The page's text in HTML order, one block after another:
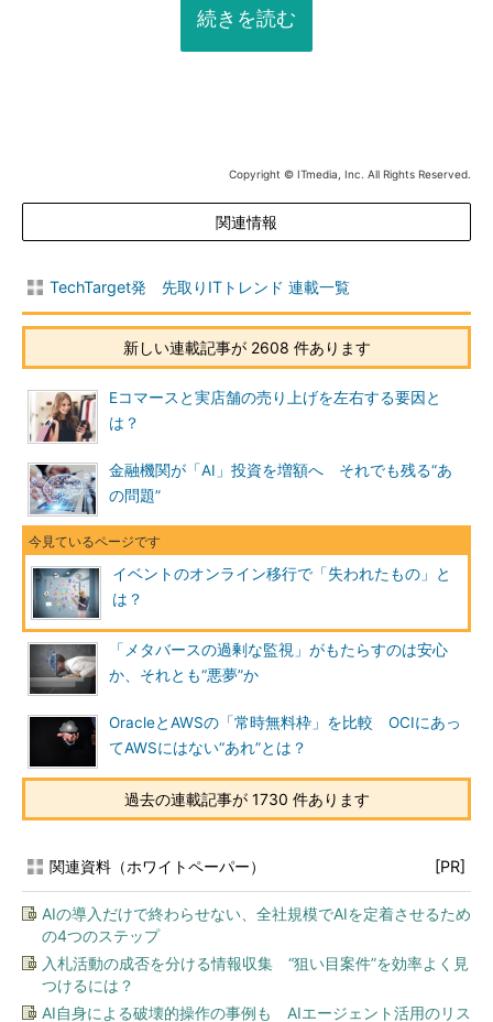
続きを読む
Copyright © ITmedia, Inc. All Rights Reserved.
関連情報
TechTarget発 先取りITトレンド 連載一覧
新しい連載記事が 2608 件あります
Eコマースと実店舗の売り上げを左右する要因と
は？
金融機関が「AI」投資を増額へ それでも残る“あ
の問題”
イベントのオンライン移行で「失われたもの」と
は？
「メタバースの過剰な監視」がもたらすのは安心
か、それとも“悪夢”か
OracleとAWSの「常時無料枠」を比較 OCIにあっ
てAWSにはない“あれ”とは？
過去の連載記事が 1730 件あります
関連資料（ホワイトペーパー） [PR]
AIの導入だけで終わらせない、全社規模でAIを定着させるため
の4つのステップ
入札活動の成否を分ける情報収集 “狙い目案件”を効率よく見
つけるには？
AI自身による破壊的操作の事例も AIエージェント活用のリス